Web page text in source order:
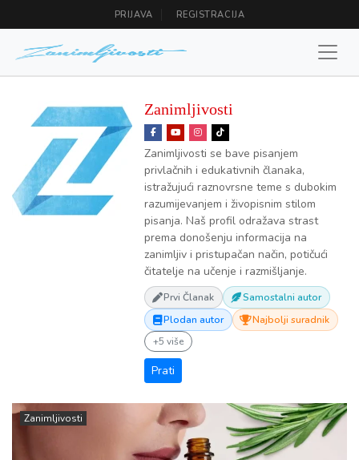
PRIJAVA REGISTRACIJA
Zanimljivosti
Zanimljivosti se bave pisanjem
privlačnih i edukativnih članaka,
istražujući raznovrsne teme s dubokim
razumijevanjem i živopisnim stilom
pisanja. Naš profil odražava strast
prema donošenju informacija na
zanimljiv i pristupačan način, potičući
čitatelje na učenje i razmišljanje.
Prvi Članak
Samostalni autor
Plodan autor
Najbolji suradnik
+5 više
Zanimljivosti